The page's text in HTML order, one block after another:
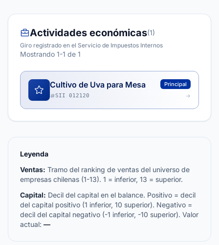
Actividades económicas(1)
Giro registrado en el Servicio de Impuestos Internos
Mostrando 1-1 de 1
Cultivo de Uva para Mesa Principal
SII 012120
Leyenda
Ventas: Tramo del ranking de ventas del universo de
empresas chilenas (1-13). 1 = inferior, 13 = superior.
Capital: Decil del capital en el balance. Positivo = decil
del capital positivo (1 inferior, 10 superior). Negativo =
decil del capital negativo (-1 inferior, -10 superior). Valor
actual: —